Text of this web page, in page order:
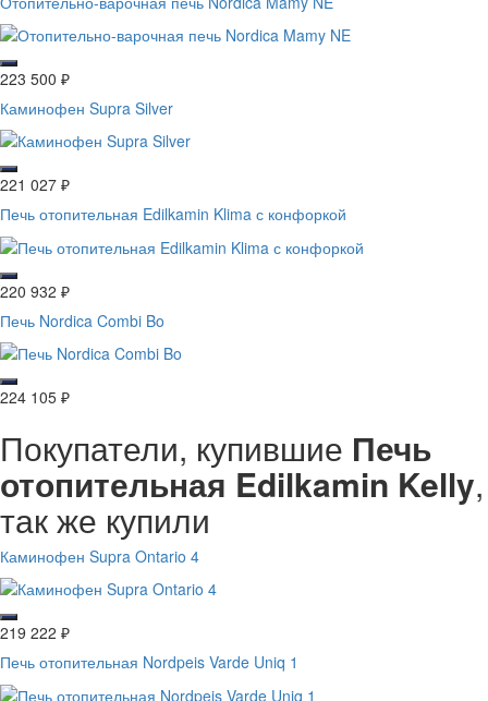
223 500 ₽
Каминофен Supra Silver
221 027 ₽
Печь отопительная Edilkamin Klima с конфоркой
220 932 ₽
Печь Nordica Combi Bo
224 105 ₽
Покупатели, купившие Печь
отопительная Edilkamin Kelly,
так же купили
Каминофен Supra Ontario 4
219 222 ₽
Печь отопительная Nordpeis Varde Uniq 1